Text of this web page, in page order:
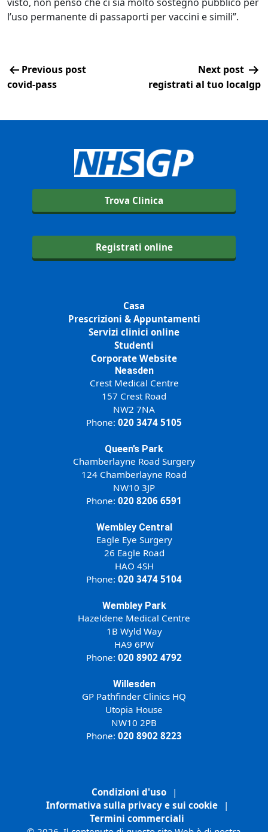
l’uso permanente di passaporti per vaccini e simili”.
Previous post
covid-pass
Next post
registrati al tuo localgp
Trova Clinica
Registrati online
Casa
Prescrizioni & Appuntamenti
Servizi clinici online
Studenti
Corporate Website
Neasden
Crest Medical Centre
157 Crest Road
NW2 7NA
Phone: 020 3474 5105
Queen’s Park
Chamberlayne Road Surgery
124 Chamberlayne Road
NW10 3JP
Phone: 020 8206 6591
Wembley Central
Eagle Eye Surgery
26 Eagle Road
HAO 4SH
Phone: 020 3474 5104
Wembley Park
Hazeldene Medical Centre
1B Wyld Way
HA9 6PW
Phone: 020 8902 4792
Willesden
GP Pathfinder Clinics HQ
Utopia House
NW10 2PB
Phone: 020 8902 8223
Condizioni d'uso
|
Informativa sulla privacy e sui cookie
|
Termini commerciali